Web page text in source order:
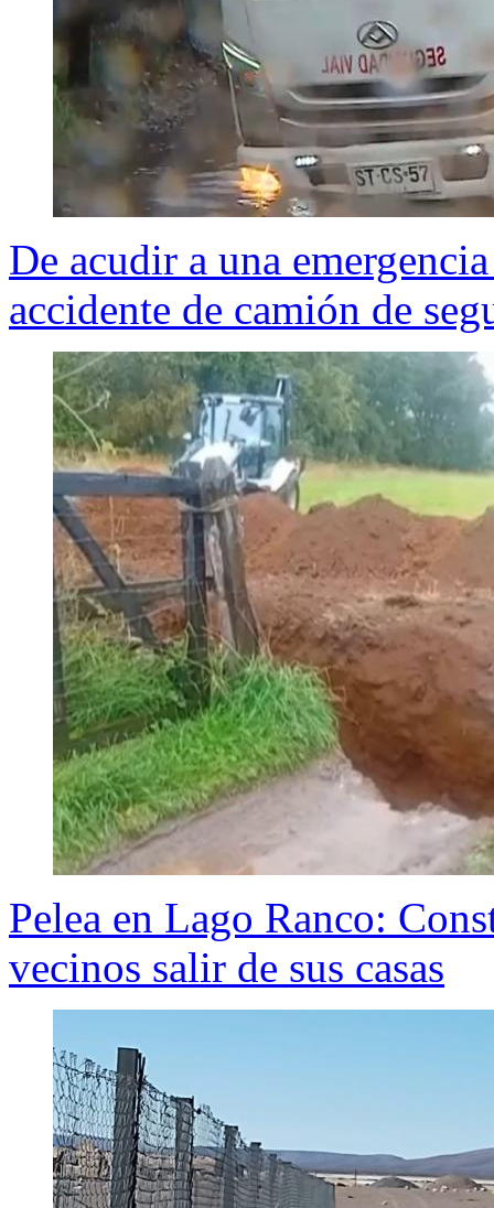
De acudir a una
accidente de camión de
Pelea en Lago Ranco:
vecinos salir de sus casas